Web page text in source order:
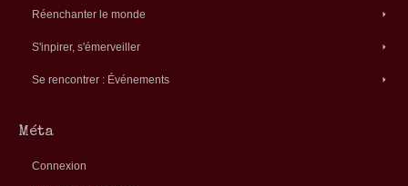
Réenchanter le monde
S'inpirer, s'émerveiller
Se rencontrer : Événements
Méta
Connexion